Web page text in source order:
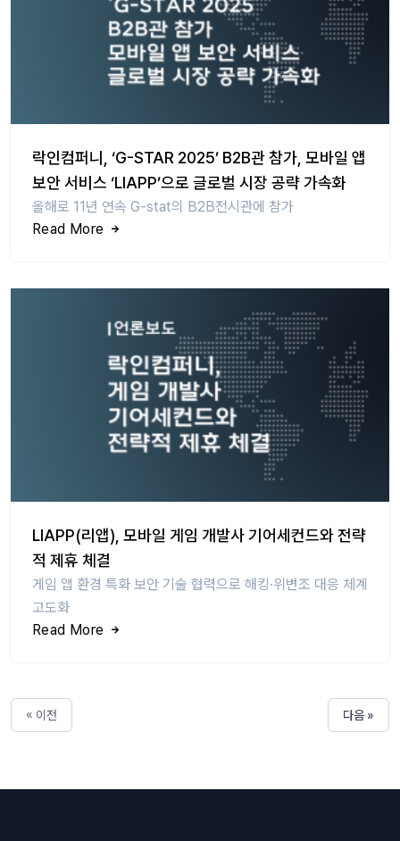
락인컴퍼니, ‘G-STAR 2025’ B2B관 참가, 모바일 앱
보안 서비스 ‘LIAPP’으로 글로벌 시장 공략 가속화
올해로 11년 연속 G-stat의 B2B전시관에 참가
Read More
LIAPP(리앱), 모바일 게임 개발사 기어세컨드와 전략
적 제휴 체결
게임 앱 환경 특화 보안 기술 협력으로 해킹·위변조 대응 체계
고도화
Read More
« 이전 다음 »